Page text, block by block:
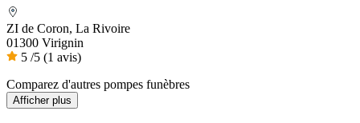
ZI de Coron, La Rivoire
01300 Virignin
5 /5 (1 avis)
Comparez d'autres pompes funèbres
Afficher plus